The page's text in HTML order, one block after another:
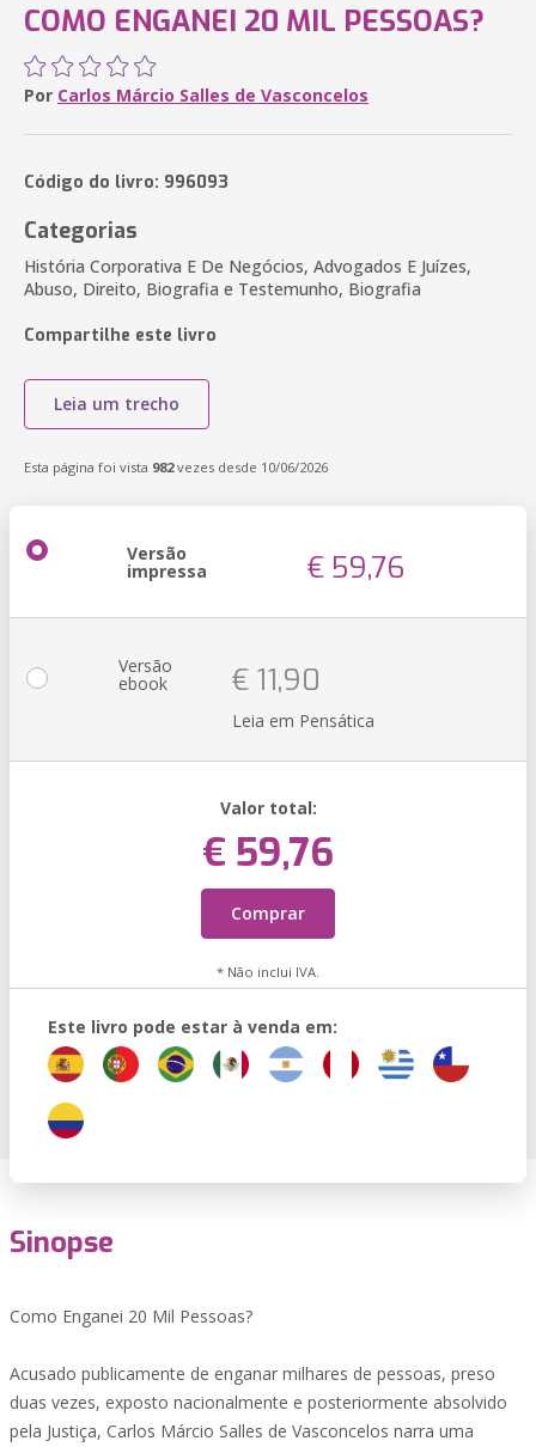
COMO ENGANEI 20 MIL PESSOAS?
Por Carlos Márcio Salles de Vasconcelos
Código do livro: 996093
Categorias
História Corporativa E De Negócios, Advogados E Juízes,
Abuso, Direito, Biografia e Testemunho, Biografia
Compartilhe este livro
Leia um trecho
Esta página foi vista 982vezes desde 10/06/2026
Versão
impressa € 59,76
Versão
ebook € 11,90
Leia em Pensática
Valor total:
€ 59,76
Comprar
* Não inclui IVA.
Este livro pode estar à venda em:
Sinopse
Como Enganei 20 Mil Pessoas?
Acusado publicamente de enganar milhares de pessoas, preso
duas vezes, exposto nacionalmente e posteriormente absolvido
pela Justiça, Carlos Márcio Salles de Vasconcelos narra uma